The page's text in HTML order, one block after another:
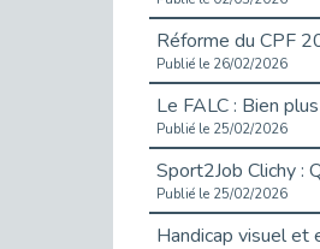
Publié le 26/02/2026
Publié le 25/02/2026
Publié le 25/02/2026